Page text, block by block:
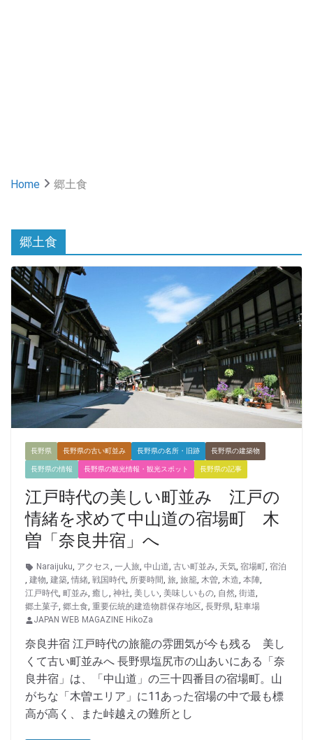
Home 郷土食
郷土食
長野県 長野県の古い町並み 長野県の名所・旧跡 長野県の建築物
長野県の情報 長野県の観光情報・観光スポット 長野県の記事
江戸時代の美しい町並み 江戸の
情緒を求めて中山道の宿場町 木
曽「奈良井宿」へ
Naraijuku, アクセス, 一人旅, 中山道, 古い町並み, 天気, 宿場町, 宿泊
, 建物, 建築, 情緒, 戦国時代, 所要時間, 旅, 旅籠, 木曽, 木造, 本陣,
江戸時代, 町並み, 癒し, 神社, 美しい, 美味しいもの, 自然, 街道,
郷土菓子, 郷土食, 重要伝統的建造物群保存地区, 長野県, 駐車場
JAPAN WEB MAGAZINE HikoZa
奈良井宿 江戸時代の旅籠の雰囲気が今も残る 美し
くて古い町並みへ 長野県塩尻市の山あいにある「奈
良井宿」は、「中山道」の三十四番目の宿場町。山
がちな「木曽エリア」に11あった宿場の中で最も標
高が高く、また峠越えの難所とし